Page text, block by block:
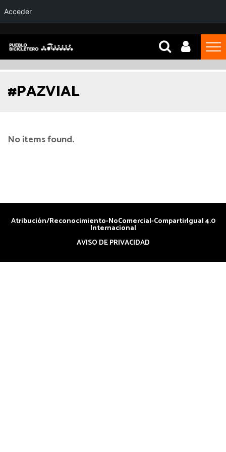
#PAZVIAL
No items found.
Atribución/Reconocimiento-NoComercial-CompartirIgual 4.0
Internacional
AVISO DE PRIVACIDAD
Acceder